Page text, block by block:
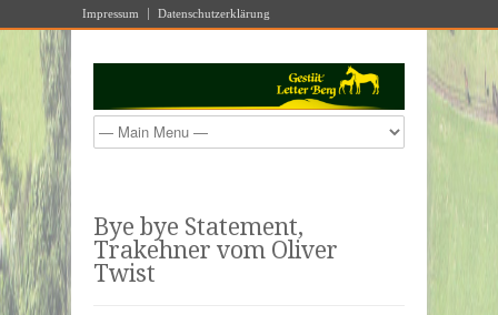
Impressum Datenschutzerklärung
Bye bye Statement,
Trakehner vom Oliver
Twist